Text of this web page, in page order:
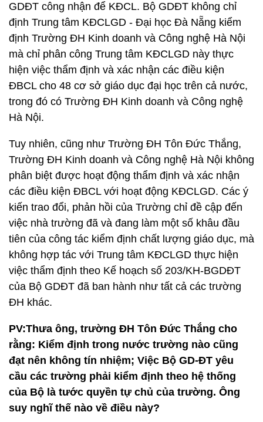
GDĐT công nhận để KĐCL. Bộ GDĐT không chỉ
định Trung tâm KĐCLGD - Đại học Đà Nẵng kiểm
định Trường ĐH Kinh doanh và Công nghệ Hà Nội
mà chỉ phân công Trung tâm KĐCLGD này thực
hiện việc thẩm định và xác nhận các điều kiện
ĐBCL cho 48 cơ sở giáo dục đại học trên cả nước,
trong đó có Trường ĐH Kinh doanh và Công nghệ
Hà Nội.
Tuy nhiên, cũng như Trường ĐH Tôn Đức Thắng,
Trường ĐH Kinh doanh và Công nghệ Hà Nội không
phân biệt được hoạt động thẩm định và xác nhận
các điều kiện ĐBCL với hoạt động KĐCLGD. Các ý
kiến trao đổi, phản hồi của Trường chỉ đề cập đến
việc nhà trường đã và đang làm một số khâu đầu
tiên của công tác kiểm định chất lượng giáo dục, mà
không hợp tác với Trung tâm KĐCLGD thực hiện
việc thẩm định theo Kế hoạch số 203/KH-BGDĐT
của Bộ GDĐT đã ban hành như tất cả các trường
ĐH khác.
PV:Thưa ông, trường ĐH Tôn Đức Thắng cho
rằng: Kiểm định trong nước trường nào cũng
đạt nên không tín nhiệm; Việc Bộ GD-ĐT yêu
cầu các trường phải kiểm định theo hệ thống
của Bộ là tước quyền tự chủ của trường. Ông
suy nghĩ thế nào về điều này?